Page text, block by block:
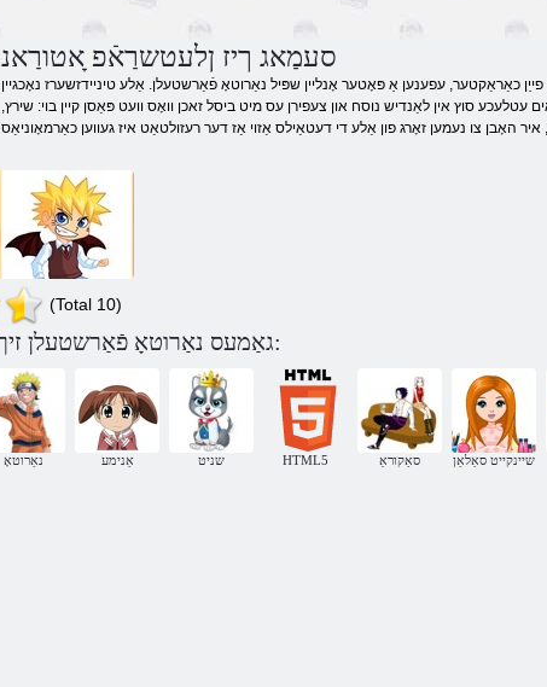
סעמַאג ךיז ןלעטשרַאֿפ ָאטורַאנ
כאַראַקטער, עפענען אַ פּאָטער אָנליין שפּיל נאַרוטאָ פֿאַרשטעלן. אַלע טיניידזשערז נאָכגיין
עטלעכע סוץ אין לאַנדיש נוסח און צעפירן עס מיט ביסל זאכן וואָס וועט פּאַסן קיין בוי: שירץ,
נאַרוטאָ פאַרפאַלן
(Total 10)
גאַמעס נאַרוטאָ פֿאַרשטעלן זיך דורך קאַטעגאָריע:
נאַרוטאָ אַנימע שניט HTML5 סאַקוראַ שיינקייט סאַלאַן